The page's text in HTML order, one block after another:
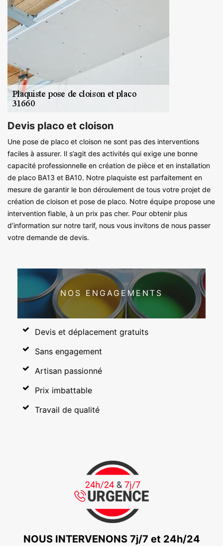
Devis placo et cloison
Une pose de placo et cloison ne sont pas des interventions
faciles à assurer. Il s’agit des activités qui exige une bonne
capacité professionnelle en création de pièce et en installation
de placo BA13 et BA10. Notre plaquiste est parfaitement en
mesure de garantir le bon déroulement de tous votre projet de
création de cloison et pose de placo. Notre équipe propose une
intervention fiable, à un prix pas cher. Pour obtenir plus
d’information sur notre tarif, nous vous invitons de nous passer
votre demande de devis.
NOS ENGAGEMENTS
Devis et déplacement gratuits
Sans engagement
Artisan passionné
Prix imbattable
Travail de qualité
NOUS INTERVENONS 7j/7 et 24h/24